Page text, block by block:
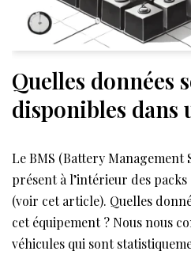
Quelles données
disponibles dans
Le BMS (Battery Management
présent à l’intérieur des
(voir cet article). Quelles
cet équipement ? Nous nous
véhicules qui sont